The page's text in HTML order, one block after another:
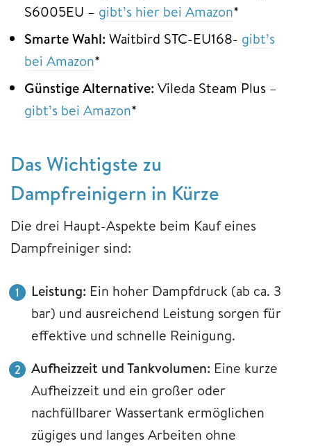
S6005EU – gibt’s hier bei Amazon*
Smarte Wahl: Waitbird STC-EU168- gibt’s
bei Amazon*
Günstige Alternative: Vileda Steam Plus –
gibt’s bei Amazon*
Das Wichtigste zu
Dampfreinigern in Kürze
Die drei Haupt-Aspekte beim Kauf eines
Dampfreiniger sind:
Leistung: Ein hoher Dampfdruck (ab ca. 3
bar) und ausreichend Leistung sorgen für
effektive und schnelle Reinigung.
Aufheizzeit und Tankvolumen: Eine kurze
Aufheizzeit und ein großer oder
nachfüllbarer Wassertank ermöglichen
zügiges und langes Arbeiten ohne